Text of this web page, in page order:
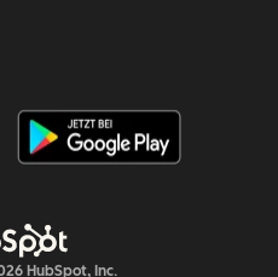
HubSpot, Inc.